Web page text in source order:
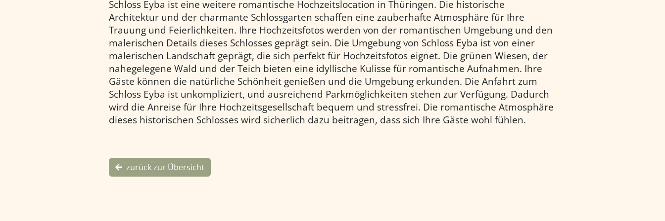
Schloss Eyba ist eine weitere romantische Hochzeitslocation in Thüringen. Die historische
Architektur und der charmante Schlossgarten schaffen eine zauberhafte Atmosphäre für Ihre
Trauung und Feierlichkeiten. Ihre Hochzeitsfotos werden von der romantischen Umgebung und den
malerischen Details dieses Schlosses geprägt sein. Die Umgebung von Schloss Eyba ist von einer
malerischen Landschaft geprägt, die sich perfekt für Hochzeitsfotos eignet. Die grünen Wiesen, der
nahegelegene Wald und der Teich bieten eine idyllische Kulisse für romantische Aufnahmen. Ihre
Gäste können die natürliche Schönheit genießen und die Umgebung erkunden. Die Anfahrt zum
Schloss Eyba ist unkompliziert, und ausreichend Parkmöglichkeiten stehen zur Verfügung. Dadurch
wird die Anreise für Ihre Hochzeitsgesellschaft bequem und stressfrei. Die romantische Atmosphäre
dieses historischen Schlosses wird sicherlich dazu beitragen, dass sich Ihre Gäste wohl fühlen.
zurück zur Übersicht